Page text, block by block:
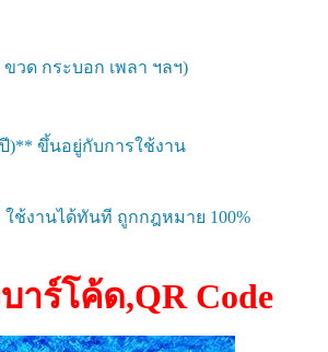
วด กระบอก เพลา ฯลฯ)
)** ขึ้นอยู่กับการใช้งาน
ช้งานได้ทันที ถูกกฎหมาย 100%
าร์โค้ด,QR Code